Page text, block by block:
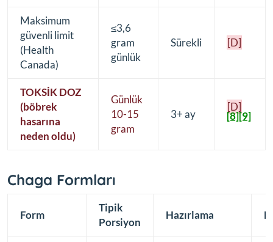
Maksimum
güvenli limit
(Health
Canada)
≤3,6
gram
günlük
Sürekli [D]
TOKSİK DOZ
(böbrek
hasarına
neden oldu)
Günlük
10-15
gram
3+ ay
[D]
[8][9]
Chaga Formları
Form
Tipik
Porsiyon
Hazırlama